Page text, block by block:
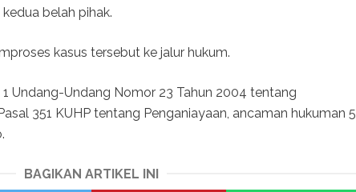
belah pihak.
kasus tersebut ke jalur hukum.
Undang-Undang Nomor 23 Tahun 2004 tentang
351 KUHP tentang Penganiayaan, ancaman hukuman 5
BAGIKAN ARTIKEL INI